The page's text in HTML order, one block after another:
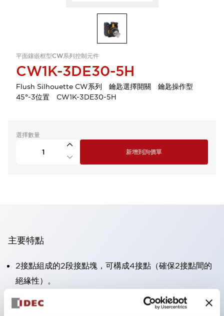
平面鑲嵌框型CW系列控制元件
CW1K-3DE30-5H
Flush Silhouette CW系列 鑰匙選擇開關 鑰匙操作型
45°-3位置 CW1K-3DE30-5H
選擇數量
新增到詢價單
主要特點
2接點組成的2段接點塊，可構成4接點（確保2接點間的
絕緣性）。
面板深度39.9mm（※11段接點塊）、59.9mm（※22段
接點塊）。可實現省空間設計。